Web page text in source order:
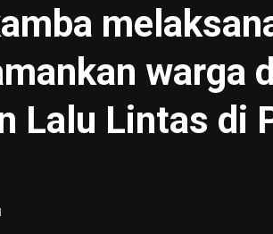
warga
Lalu Lintas di